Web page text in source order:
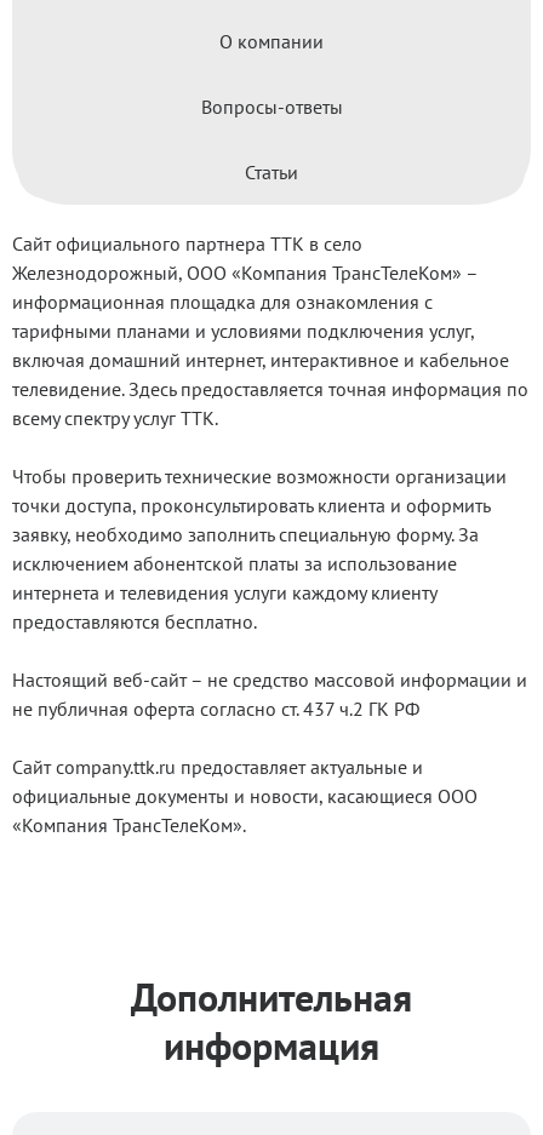
О компании
Вопросы-ответы
Статьи
Сайт официального партнера ТТК в село
Железнодорожный, ООО «Компания ТрансТелеКом» –
информационная площадка для ознакомления с
тарифными планами и условиями подключения услуг,
включая домашний интернет, интерактивное и кабельное
телевидение. Здесь предоставляется точная информация по
всему спектру услуг ТТК.
Чтобы проверить технические возможности организации
точки доступа, проконсультировать клиента и оформить
заявку, необходимо заполнить специальную форму. За
исключением абонентской платы за использование
интернета и телевидения услуги каждому клиенту
предоставляются бесплатно.
Настоящий веб-сайт – не средство массовой информации и
не публичная оферта согласно ст. 437 ч.2 ГК РФ
Сайт company.ttk.ru предоставляет актуальные и
официальные документы и новости, касающиеся ООО
«Компания ТрансТелеКом».
Дополнительная
информация